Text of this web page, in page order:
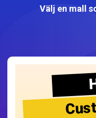
Välj en mall